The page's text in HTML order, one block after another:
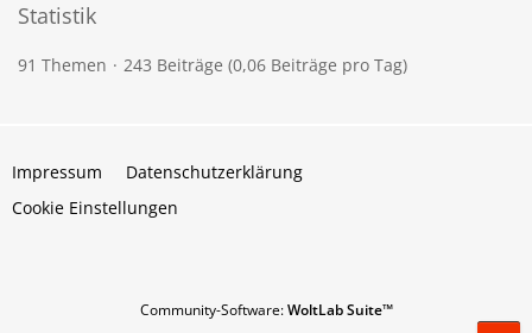
Statistik
91 Themen 243 Beiträge (0,06 Beiträge pro Tag)
Impressum
Datenschutzerklärung
Cookie Einstellungen
Community-Software:WoltLab Suite™